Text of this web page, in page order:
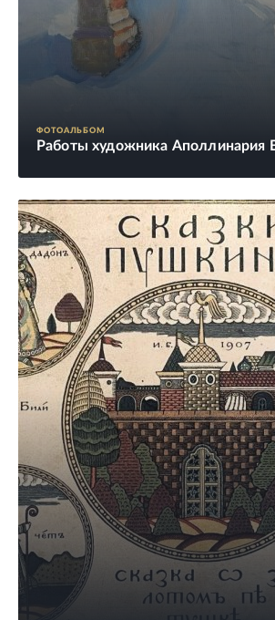
ФОТОАЛЬБОМ
Работы художника Аполлинария